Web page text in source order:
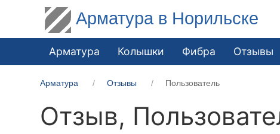
Арматура в Норильске
Арматура Колышки Фибра Отзывы
Арматура Отзывы Пользователь
Отзыв,